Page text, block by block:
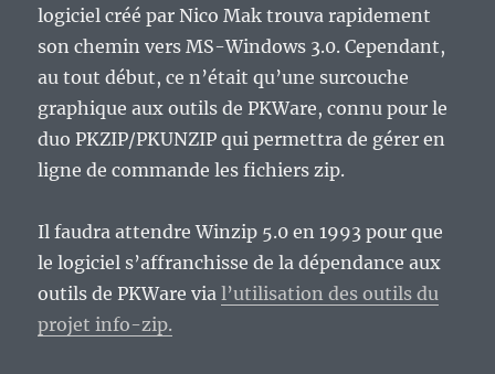
logiciel créé par Nico Mak trouva rapidement
son chemin vers MS-Windows 3.0. Cependant,
au tout début, ce n’était qu’une surcouche
graphique aux outils de PKWare, connu pour le
duo PKZIP/PKUNZIP qui permettra de gérer en
ligne de commande les fichiers zip.
Il faudra attendre Winzip 5.0 en 1993 pour que
le logiciel s’affranchisse de la dépendance aux
outils de PKWare vial’utilisation des outils du
projet info-zip.